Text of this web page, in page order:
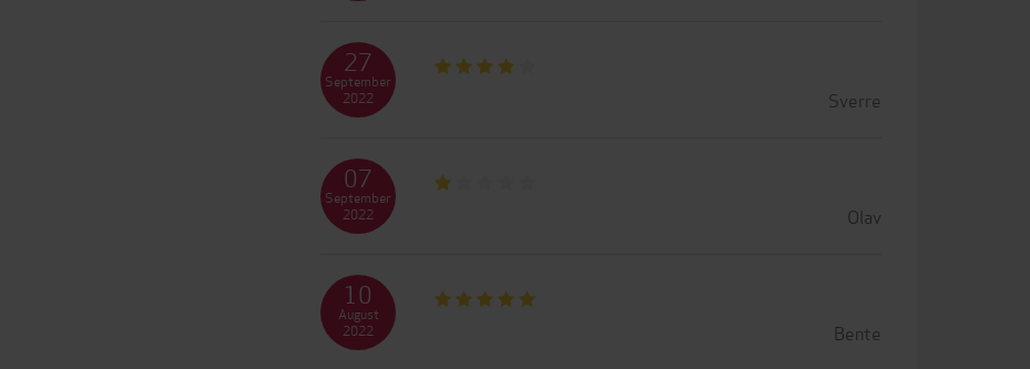
Sverre
27
September
2022
Olav
07
September
2022
Bente
10
August
2022